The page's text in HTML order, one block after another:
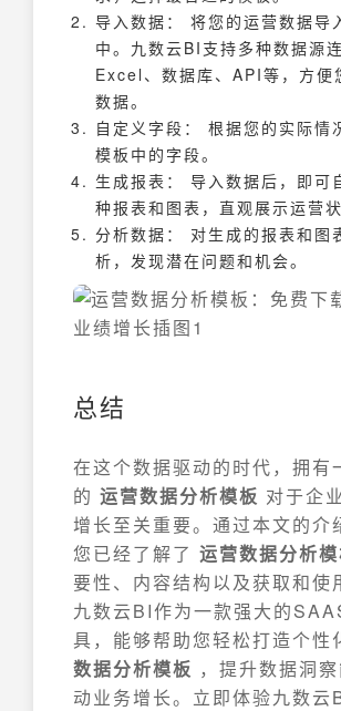
导入数据： 将您的运营数据导
中。九数云BI支持多种数据源
Excel、数据库、API等，方便
数据。
自定义字段： 根据您的实际情
模板中的字段。
生成报表： 导入数据后，即可
种报表和图表，直观展示运营状
分析数据： 对生成的报表和图
析，发现潜在问题和机会。
总结
在这个数据驱动的时代，拥有
的 运营数据分析模板 对于企
增长至关重要。通过本文的介
您已经了解了 运营数据分析
要性、内容结构以及获取和使
九数云BI作为一款强大的
具，能够帮助您轻松打造个性
数据分析模板 ，提升数据洞
动业务增长。立即体验九数云